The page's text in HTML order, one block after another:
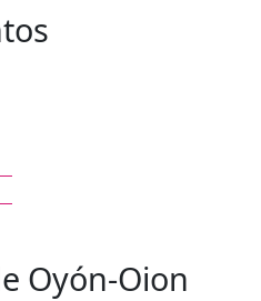
Oyón-Oion